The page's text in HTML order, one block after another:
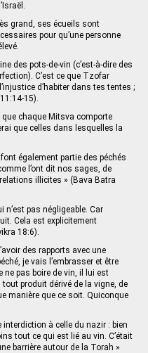
grand, ses écueils sont
pour qu’une personne
des pots-de-vin (c’est-à-dire des
C’est ce que Tzofar
d’habiter dans tes tentes ;
15).
que chaque Mitsva comporte
que celles dans lesquelles la
également partie des péchés
l’ont dit nos sages, de
illicites » (Bava Batra
pas négligeable. Car
Cela est explicitement
18:6).
des rapports avec une
je vais l’embrasser et être
ne pas boire de vin, il lui est
produit dérivé de la vigne, de
manière que ce soit. Quiconque
à celle du nazir : bien
tout ce qui est lié au vin. C’était
barrière autour de la Torah »